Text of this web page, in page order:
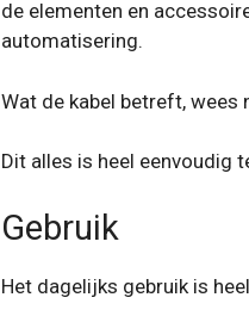
de elementen en
automatisering.
Wat de kabel betreft, wees
Dit alles is heel eenvoudig
Gebruik
Het dagelijks gebruik is